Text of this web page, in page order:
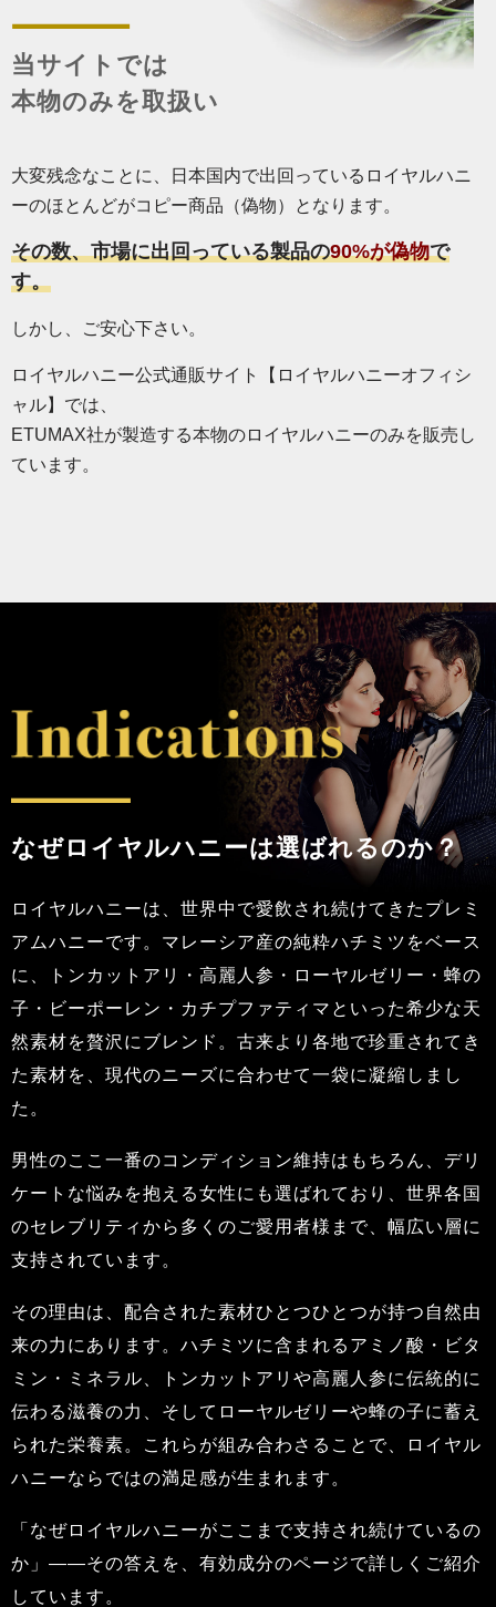
当サイトでは
本物のみを取扱い
大変残念なことに、日本国内で出回っているロイヤルハニ
ーのほとんどがコピー商品（偽物）となります。
その数、市場に出回っている製品の90%が偽物で
す。
しかし、ご安心下さい。
ロイヤルハニー公式通販サイト【ロイヤルハニーオフィシ
ャル】では、
ETUMAX社が製造する本物のロイヤルハニーのみを販売し
ています。
なぜロイヤルハニーは選ばれるのか？
ロイヤルハニーは、世界中で愛飲され続けてきたプレミ
アムハニーです。マレーシア産の純粋ハチミツをベース
に、トンカットアリ・高麗人参・ローヤルゼリー・蜂の
子・ビーポーレン・カチプファティマといった希少な天
然素材を贅沢にブレンド。古来より各地で珍重されてき
た素材を、現代のニーズに合わせて一袋に凝縮しまし
た。
男性のここ一番のコンディション維持はもちろん、デリ
ケートな悩みを抱える女性にも選ばれており、世界各国
のセレブリティから多くのご愛用者様まで、幅広い層に
支持されています。
その理由は、配合された素材ひとつひとつが持つ自然由
来の力にあります。ハチミツに含まれるアミノ酸・ビタ
ミン・ミネラル、トンカットアリや高麗人参に伝統的に
伝わる滋養の力、そしてローヤルゼリーや蜂の子に蓄え
られた栄養素。これらが組み合わさることで、ロイヤル
ハニーならではの満足感が生まれます。
「なぜロイヤルハニーがここまで支持され続けているの
か」――その答えを、有効成分のページで詳しくご紹介
しています。